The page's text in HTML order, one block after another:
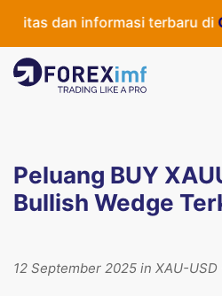
dan informasi terbaru di
Peluang BUY
Bullish Wedge
12 September 2025 in XAU-